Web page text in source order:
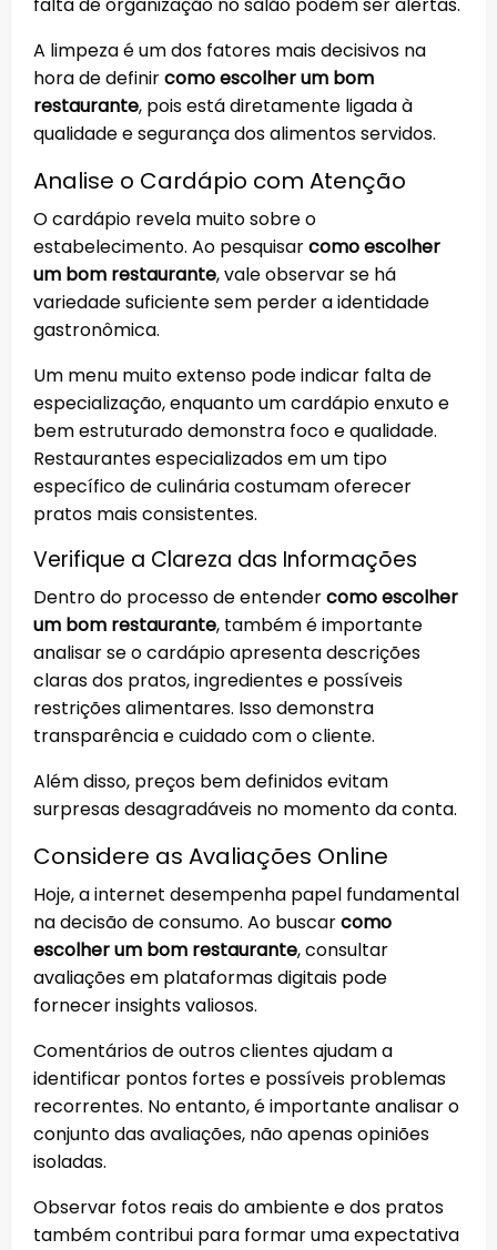
falta de organização no salão podem ser alertas.
A limpeza é um dos fatores mais decisivos na
hora de definircomo escolher um bom
restaurante, pois está diretamente ligada à
qualidade e segurança dos alimentos servidos.
Analise o Cardápio com Atenção
O cardápio revela muito sobre o
estabelecimento. Ao pesquisarcomo escolher
um bom restaurante, vale observar se há
variedade suficiente sem perder a identidade
gastronômica.
Um menu muito extenso pode indicar falta de
especialização, enquanto um cardápio enxuto e
bem estruturado demonstra foco e qualidade.
Restaurantes especializados em um tipo
específico de culinária costumam oferecer
pratos mais consistentes.
Verifique a Clareza das Informações
Dentro do processo de entendercomo escolher
um bom restaurante, também é importante
analisar se o cardápio apresenta descrições
claras dos pratos, ingredientes e possíveis
restrições alimentares. Isso demonstra
transparência e cuidado com o cliente.
Além disso, preços bem definidos evitam
surpresas desagradáveis no momento da conta.
Considere as Avaliações Online
Hoje, a internet desempenha papel fundamental
na decisão de consumo. Ao buscarcomo
escolher um bom restaurante, consultar
avaliações em plataformas digitais pode
fornecer insights valiosos.
Comentários de outros clientes ajudam a
identificar pontos fortes e possíveis problemas
recorrentes. No entanto, é importante analisar o
conjunto das avaliações, não apenas opiniões
isoladas.
Observar fotos reais do ambiente e dos pratos
também contribui para formar uma expectativa